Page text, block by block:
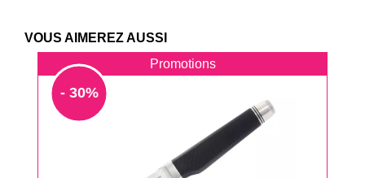
VOUS AIMEREZ AUSSI
Promotions
- 30%